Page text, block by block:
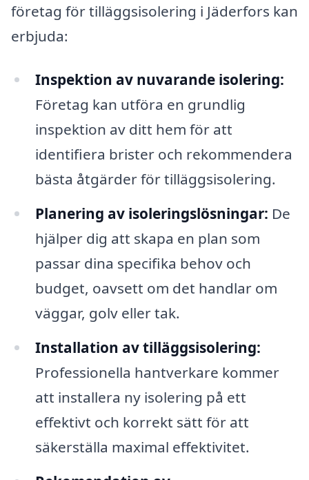
företag för tilläggsisolering i Jäderfors kan
erbjuda:
Inspektion av nuvarande isolering:
Företag kan utföra en grundlig
inspektion av ditt hem för att
identifiera brister och rekommendera
bästa åtgärder för tilläggsisolering.
Planering av isoleringslösningar: De
hjälper dig att skapa en plan som
passar dina specifika behov och
budget, oavsett om det handlar om
väggar, golv eller tak.
Installation av tilläggsisolering:
Professionella hantverkare kommer
att installera ny isolering på ett
effektivt och korrekt sätt för att
säkerställa maximal effektivitet.